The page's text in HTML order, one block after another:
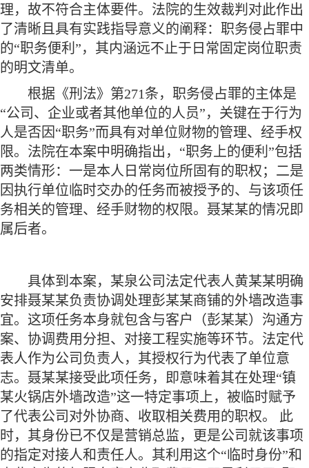
理，故不符合主体要件。法院的生效裁判对此作出
了清晰且具有实践指导意义的阐释：职务侵占罪中
的“职务便利”，其内涵远不止于日常固定岗位职责
的明文清单。
根据《刑法》第271条，职务侵占罪的主体是
“公司、企业或者其他单位的人员”，关键在于行为
人是否因“职务”而具有对单位财物的管理、经手权
限。法院在本案中明确指出，“职务上的便利”包括
两类情形：一是本人日常岗位所固有的职权；二是
因执行单位临时交办的任务而被授予的、与该项任
务相关的管理、经手财物的权限。聂某某的情况即
属后者。
具体到本案，某泉公司法定代表人黄某某明确
安排聂某某负责协调处理彭某某商铺的外墙改造事
宜。这项任务本身就包含与客户（彭某某）沟通方
案、协调费用分担、对接工程实施等环节。法定代
表人作为公司负责人，其授权行为代表了单位意
志。聂某某接受此项任务，即意味着其在处理“镇
某火锅店外墙改造”这一特定事项上，被临时赋予
了代表公司对外协商、收取相关费用的职权。 此
时，其身份已不仅是营销总监，更是公司就该事项
的指定对接人和责任人。其利用这个“临时身份”和